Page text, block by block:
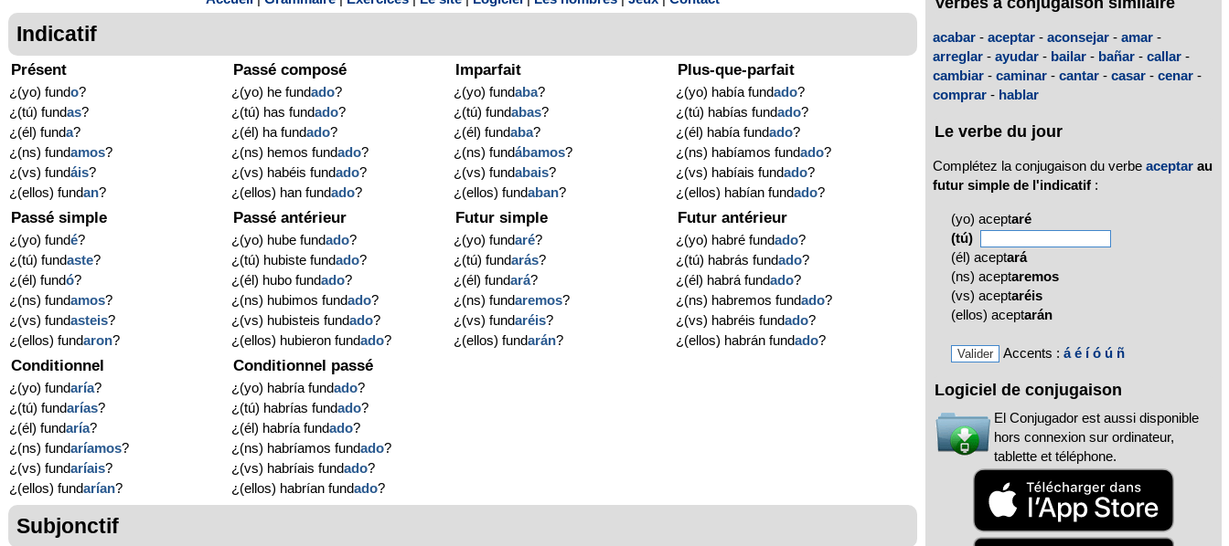
Indicatif
Présent
¿(yo) fundo?
¿(tú) fundas?
¿(él) funda?
¿(ns) fundamos?
¿(vs) fundáis?
¿(ellos) fundan?
Passé composé
¿(yo) he fundado?
¿(tú) has fundado?
¿(él) ha fundado?
¿(ns) hemos fundado?
¿(vs) habéis fundado?
¿(ellos) han fundado?
Imparfait
¿(yo) fundaba?
¿(tú) fundabas?
¿(él) fundaba?
¿(ns) fundábamos?
¿(vs) fundabais?
¿(ellos) fundaban?
Plus-que-parfait
¿(yo) había fundado?
¿(tú) habías fundado?
¿(él) había fundado?
¿(ns) habíamos fundado?
¿(vs) habíais fundado?
¿(ellos) habían fundado?
Passé simple
¿(yo) fundé?
¿(tú) fundaste?
¿(él) fundó?
¿(ns) fundamos?
¿(vs) fundasteis?
¿(ellos) fundaron?
Passé antérieur
¿(yo) hube fundado?
¿(tú) hubiste fundado?
¿(él) hubo fundado?
¿(ns) hubimos fundado?
¿(vs) hubisteis fundado?
¿(ellos) hubieron fundado?
Futur simple
¿(yo) fundaré?
¿(tú) fundarás?
¿(él) fundará?
¿(ns) fundaremos?
¿(vs) fundaréis?
¿(ellos) fundarán?
Futur antérieur
¿(yo) habré fundado?
¿(tú) habrás fundado?
¿(él) habrá fundado?
¿(ns) habremos fundado?
¿(vs) habréis fundado?
¿(ellos) habrán fundado?
Conditionnel
¿(yo) fundaría?
¿(tú) fundarías?
¿(él) fundaría?
¿(ns) fundaríamos?
¿(vs) fundaríais?
¿(ellos) fundarían?
Conditionnel passé
¿(yo) habría fundado?
¿(tú) habrías fundado?
¿(él) habría fundado?
¿(ns) habríamos fundado?
¿(vs) habríais fundado?
¿(ellos) habrían fundado?
Subjonctif
acabar - aceptar - aconsejar - amar -
arreglar - ayudar - bailar - bañar - callar -
cambiar - caminar - cantar - casar - cenar -
comprar - hablar
Le verbe du jour
Complétez la conjugaison du verbe aceptar au
futur simple de l'indicatif :
(yo) aceptaré
(tú)
(él) aceptará
(ns) aceptaremos
(vs) aceptaréis
(ellos) aceptarán
Accents : á é í ó ú ñ
Logiciel de conjugaison
El Conjugador est aussi disponible
hors connexion sur ordinateur,
tablette et téléphone.